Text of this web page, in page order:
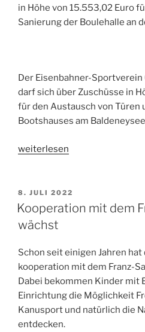
in Höhe von 15.553,02 Euro
Sanierung der Boulehalle an
Der Eisenbahner-Sportverein
darf sich über Zuschüsse in
für den Austausch von Türen
Bootshauses am
„Kanuabteilung
zur
weiteren
Sanierung
Bootshauses“
weiterlesen
VERÖFFENTLICHT
AM
8. JULI 2022
Kooperation mit dem
wächst
Schon seit einigen Jahren
kooperation mit dem Franz-
Dabei bekommen Kinder mit
Einrichtung die Möglichkeit
Kanusport und natürlich die
entdecken.